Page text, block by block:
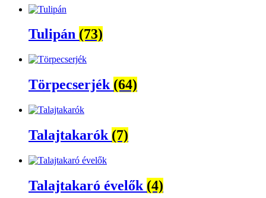
Tulipán (73)
Törpecserjék (64)
Talajtakarók (7)
Talajtakaró évelők (4)